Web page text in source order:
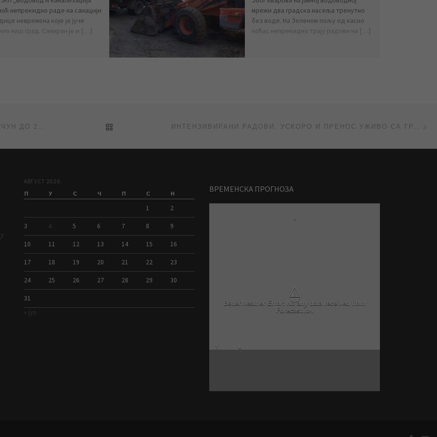
непрекидно раде на санацији
невремена које је јуче
наш град. Саниран је и […]
мрежи два градска насеља тренутно
без воде. На Зеленом пољу од касно
ноћас непрекидно трају радови на […]
ГАЈИН: РОК ЗА ПОДНОШЕЊЕ РЕКЛАМАЦИЈА НА РАЧУН ДО 20-ТОГ У МЕСЕЦУ (ПРИЛОГ РТВ САНТОС) BACK TO POST LIST ИНТЕНЗИВИРАНИ РАДОВИ, УСКОРО И ПРЕНОС УЖИВО СА ГРАДИЛИШТА
АВГУСТ 2026.
П У С Ч П С Н
1 2
3 4 5 6 7 8 9
10 11 12 13 14 15 16
17 18 19 20 21 22 23
24 25 26 27 28 29 30
31
« јул
ВРЕМЕНСКА ПРОГНОЗА
-
⚠
BetterWeather Error: No any data received from
Forecast.io!.